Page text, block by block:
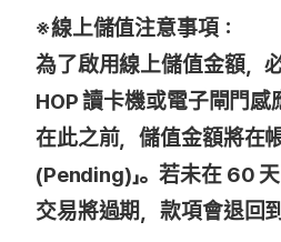
※線上儲值注意事項：
為了啟用線上儲值金額，
HOP 讀卡機或電子閘門感
在此之前，儲值金額將在
(Pending)」。若未在 60 天
交易將過期，款項會退回